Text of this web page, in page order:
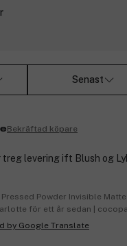
Senast
Bekräftad köpare
treg levering ift Blush og
Powder Invisible Matte
för ett år sedan |